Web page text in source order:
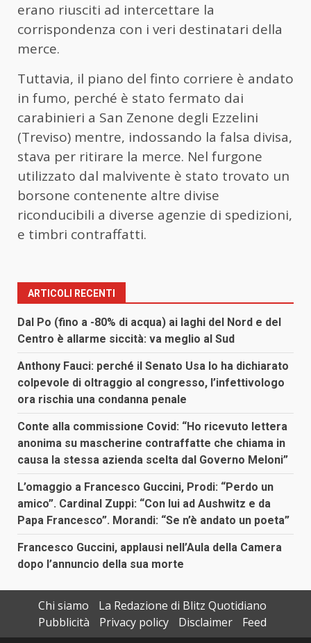
erano riusciti ad intercettare la
corrispondenza con i veri destinatari della
merce.
Tuttavia, il piano del finto corriere è andato
in fumo, perché è stato fermato dai
carabinieri a San Zenone degli Ezzelini
(Treviso) mentre, indossando la falsa divisa,
stava per ritirare la merce. Nel furgone
utilizzato dal malvivente è stato trovato un
borsone contenente altre divise
riconducibili a diverse agenzie di spedizioni,
e timbri contraffatti.
ARTICOLI RECENTI
Dal Po (fino a -80% di acqua) ai laghi del Nord e del
Centro è allarme siccità: va meglio al Sud
Anthony Fauci: perché il Senato Usa lo ha dichiarato
colpevole di oltraggio al congresso, l’infettivologo
ora rischia una condanna penale
Conte alla commissione Covid: “Ho ricevuto lettera
anonima su mascherine contraffatte che chiama in
causa la stessa azienda scelta dal Governo Meloni”
L’omaggio a Francesco Guccini, Prodi: “Perdo un
amico”. Cardinal Zuppi: “Con lui ad Aushwitz e da
Papa Francesco”. Morandi: “Se n’è andato un poeta”
Francesco Guccini, applausi nell’Aula della Camera
dopo l’annuncio della sua morte
Chi siamo
La Redazione di Blitz Quotidiano
Pubblicità
Privacy policy Disclaimer Feed